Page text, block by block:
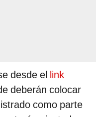
desde el link
deberán colocar
como parte